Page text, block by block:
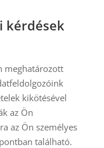
kérdések
meghatározott
kikötésével
az Ön
az Ön személyes
található.